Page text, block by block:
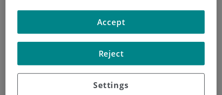
Entre las medidas más eficaces para reducir el riesgo de
Evitar o reducir al mínimo el consumo de alcohol.
Mantener un peso saludable.
Settings
Reject
Accept